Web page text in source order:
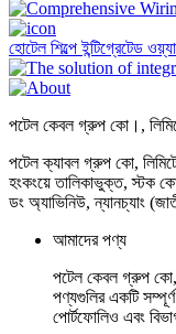
হোটেল শিল্পে ইন্টিগ্রেটেড
পটেল কেবল গ্রুপ কো।,
পটেল ক্যাবল গ্রুপ কো,
হংকংয়ে তালিকাভুক্ত, স্টক
ডং অ্যাভিনিউ, ন্যানচ্যাং
আমাদের পণ্য
পটেল কেবল গ্রুপ কো,
পণ্যগুলির একটি
পোর্টফোলিও এবং